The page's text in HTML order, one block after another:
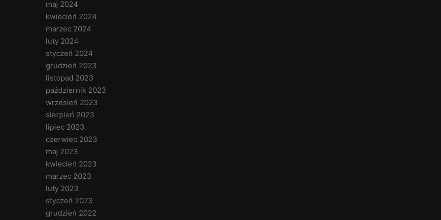
maj 2024
kwiecień 2024
marzec 2024
luty 2024
styczeń 2024
grudzień 2023
listopad 2023
październik 2023
wrzesień 2023
sierpień 2023
lipiec 2023
czerwiec 2023
maj 2023
kwiecień 2023
marzec 2023
luty 2023
styczeń 2023
grudzień 2022